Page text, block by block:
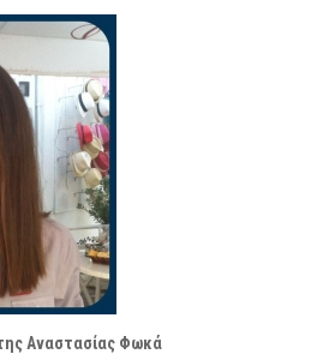
Αναστασίας Φωκά